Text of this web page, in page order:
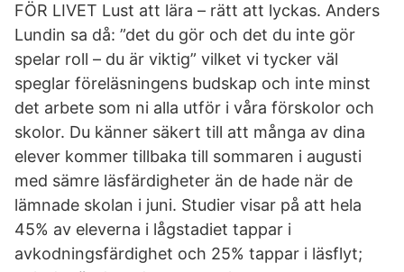
FÖR LIVET Lust att lära – rätt att lyckas. Anders
Lundin sa då: ”det du gör och det du inte gör
spelar roll – du är viktig” vilket vi tycker väl
speglar föreläsningens budskap och inte minst
det arbete som ni alla utför i våra förskolor och
skolor. Du känner säkert till att många av dina
elever kommer tillbaka till sommaren i augusti
med sämre läsfärdigheter än de hade när de
lämnade skolan i juni. Studier visar på att hela
45% av eleverna i lågstadiet tappar i
avkodningsfärdighet och 25% tappar i läsflyt;